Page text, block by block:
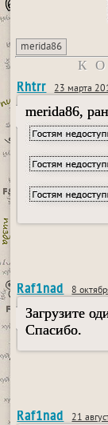
merida86
Rhtrr 23 марта
merida86,
Raf1nad 8
Загрузите
Спасибо.
Raf1nad 21